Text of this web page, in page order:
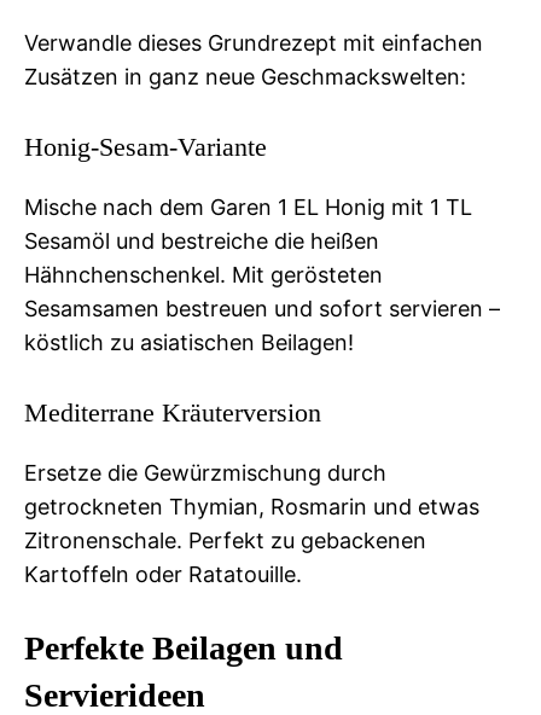
Verwandle dieses Grundrezept mit einfachen
Zusätzen in ganz neue Geschmackswelten:
Honig-Sesam-Variante
Mische nach dem Garen 1 EL Honig mit 1 TL
Sesamöl und bestreiche die heißen
Hähnchenschenkel. Mit gerösteten
Sesamsamen bestreuen und sofort servieren –
köstlich zu asiatischen Beilagen!
Mediterrane Kräuterversion
Ersetze die Gewürzmischung durch
getrockneten Thymian, Rosmarin und etwas
Zitronenschale. Perfekt zu gebackenen
Kartoffeln oder Ratatouille.
Perfekte Beilagen und
Servierideen